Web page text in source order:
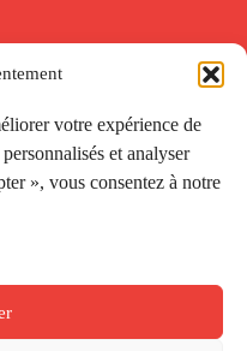
votre expérience de
et analyser
», vous consentez à notre